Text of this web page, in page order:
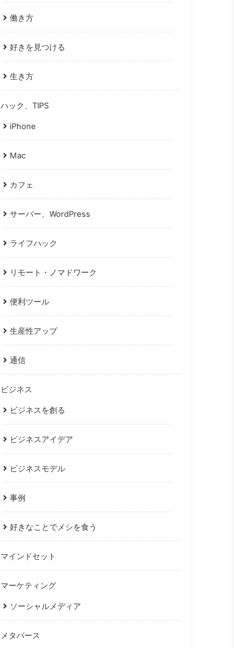
働き方
好きを見つける
生き方
ハック、TIPS
iPhone
Mac
カフェ
サーバー、WordPress
ライフハック
リモート・ノマドワーク
便利ツール
生産性アップ
通信
ビジネス
ビジネスを創る
ビジネスアイデア
ビジネスモデル
事例
好きなことでメシを食う
マインドセット
マーケティング
ソーシャルメディア
メタバース